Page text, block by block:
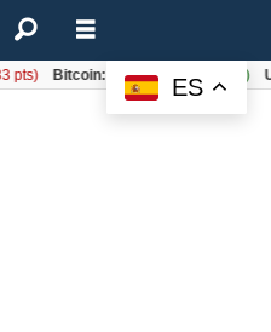
ES
Bitcoin: $64.600,08(+2.93%) UF: